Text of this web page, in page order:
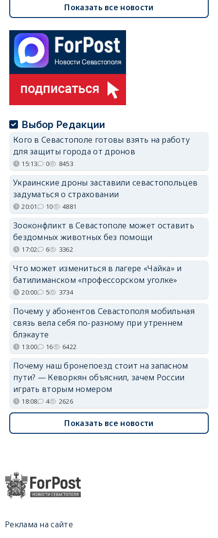
Показать все новости
Выбор Редакции
Кого в Севастополе готовы взять на работу
для защиты города от дронов
15:13 0 8453
Украинские дроны заставили севастопольцев
задуматься о страховании
20:01 10 4881
Зооконфликт в Севастополе может оставить
бездомных животных без помощи
17:02 6 3362
Что может измениться в лагере «Чайка» и
батилиманском «профессорском уголке»
20:00 5 3734
Почему у абонентов Севастополя мобильная
связь вела себя по-разному при утреннем
блэкауте
13:00 16 6422
Почему наш бронепоезд стоит на запасном
пути? — Кеворкян объяснил, зачем России
играть вторым номером
18:08 4 2626
Показать все новости
Реклама на сайте